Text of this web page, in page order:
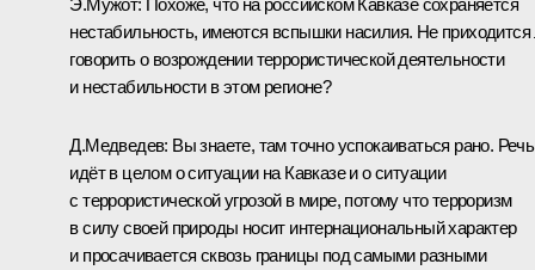
нестабильность, имеются вспышки насилия. Не приходится
говорить о возрождении террористической деятельности
и нестабильности в этом регионе?
Д.Медведев: Вы знаете, там точно успокаиваться рано. Речь
идёт в целом о ситуации на Кавказе и о ситуации
с террористической угрозой в мире, потому что терроризм
в силу своей природы носит интернациональный характер
и просачивается сквозь границы под самыми разными